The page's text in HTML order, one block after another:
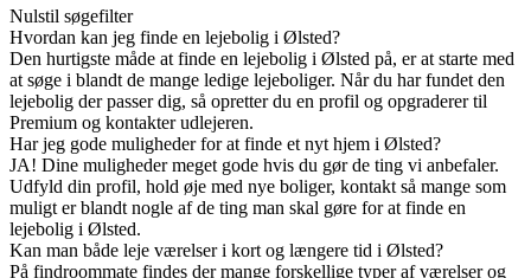
Nulstil søgefilter
Hvordan kan jeg finde en lejebolig i Ølsted?
Den hurtigste måde at finde en lejebolig i Ølsted på, er at starte med
at søge i blandt de mange ledige lejeboliger. Når du har fundet den
lejebolig der passer dig, så opretter du en profil og opgraderer til
Premium og kontakter udlejeren.
Har jeg gode muligheder for at finde et nyt hjem i Ølsted?
JA! Dine muligheder meget gode hvis du gør de ting vi anbefaler.
Udfyld din profil, hold øje med nye boliger, kontakt så mange som
muligt er blandt nogle af de ting man skal gøre for at finde en
lejebolig i Ølsted.
Kan man både leje værelser i kort og længere tid i Ølsted?
På findroommate findes der mange forskellige typer af værelser og